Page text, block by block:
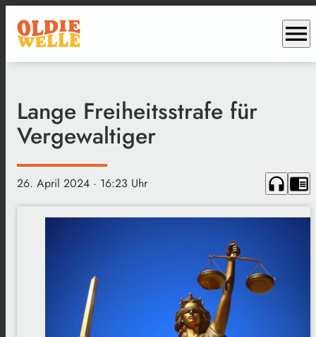
menu
Lange Freiheitsstrafe für
Vergewaltiger
26. April 2024 · 16:23 Uhr headphones chrome_reader_mode